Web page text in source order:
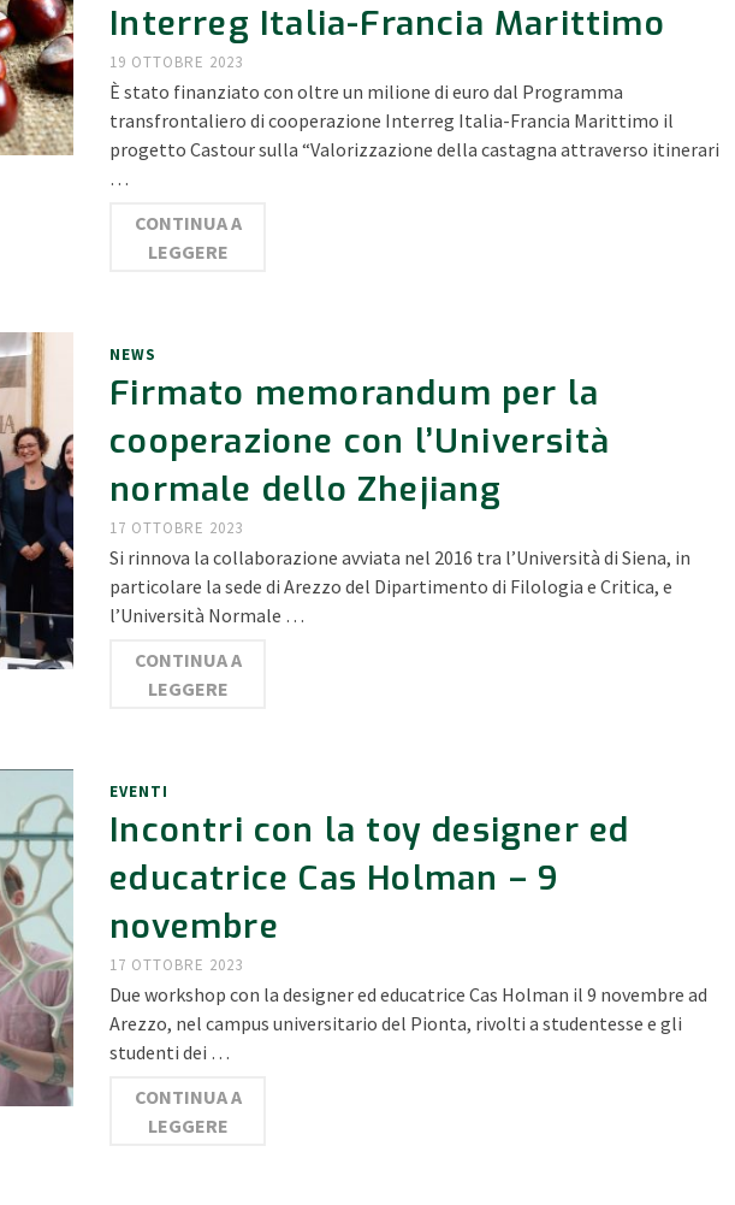
Interreg Italia-Francia Marittimo
19 OTTOBRE 2023
È stato finanziato con oltre un milione di euro dal Programma
transfrontaliero di cooperazione Interreg Italia-Francia Marittimo il
progetto Castour sulla “Valorizzazione della castagna attraverso itinerari
…
CONTINUA A
LEGGERE
NEWS
Firmato memorandum per la
cooperazione con l’Università
normale dello Zhejiang
17 OTTOBRE 2023
Si rinnova la collaborazione avviata nel 2016 tra l’Università di Siena, in
particolare la sede di Arezzo del Dipartimento di Filologia e Critica, e
l’Università Normale …
CONTINUA A
LEGGERE
EVENTI
Incontri con la toy designer ed
educatrice Cas Holman – 9
novembre
17 OTTOBRE 2023
Due workshop con la designer ed educatrice Cas Holman il 9 novembre ad
Arezzo, nel campus universitario del Pionta, rivolti a studentesse e gli
studenti dei …
CONTINUA A
LEGGERE